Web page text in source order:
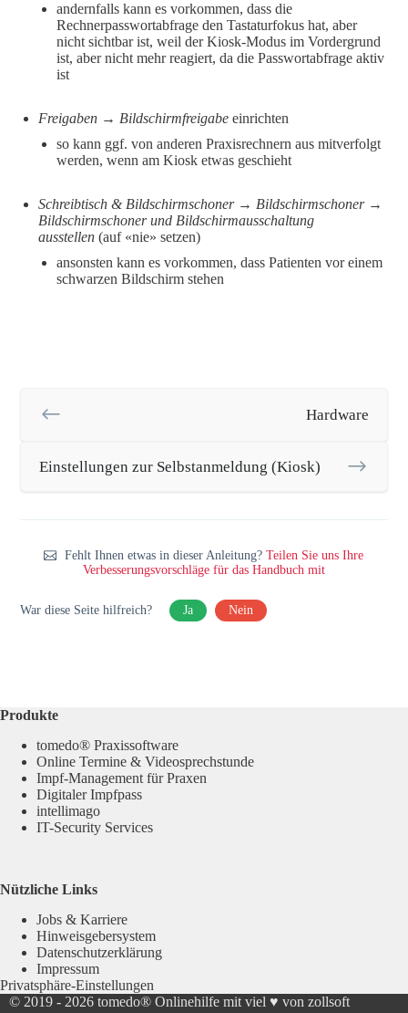
andernfalls kann es vorkommen, dass die
Rechnerpasswortabfrage den Tastaturfokus hat, aber
nicht sichtbar ist, weil der Kiosk-Modus im Vordergrund
ist, aber nicht mehr reagiert, da die Passwortabfrage aktiv
ist
Freigaben → Bildschirmfreigabe einrichten
so kann ggf. von anderen Praxisrechnern aus mitverfolgt
werden, wenn am Kiosk etwas geschieht
Schreibtisch & Bildschirmschoner → Bildschirmschoner →
Bildschirmschoner und Bildschirmausschaltung
ausstellen (auf «nie» setzen)
ansonsten kann es vorkommen, dass Patienten vor einem
schwarzen Bildschirm stehen
Hardware
Einstellungen zur Selbstanmeldung (Kiosk)
Fehlt Ihnen etwas in dieser Anleitung?Teilen Sie uns Ihre
Verbesserungsvorschläge für das Handbuch mit
War diese Seite hilfreich? Ja Nein
Produkte
tomedo® Praxissoftware
Online Termine & Videosprechstunde
Impf-Management für Praxen
Digitaler Impfpass
intellimago
IT-Security Services
Nützliche Links
Jobs & Karriere
Hinweisgebersystem
Datenschutzerklärung
Impressum
Privatsphäre-Einstellungen
© 2019 - 2026tomedo® Onlinehilfe mit viel ♥ von zollsoft